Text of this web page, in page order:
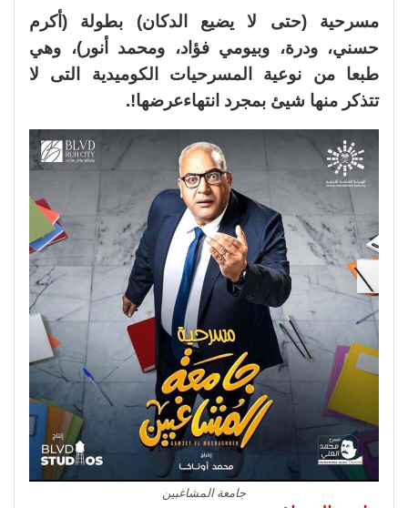
مسرحية (حتى لا يضيع الدكان) بطولة (أكرم
حسني، ودرة، وبيومي فؤاد، ومحمد أنور)، وهي
طبعا من نوعية المسرحيات الكوميدية التى لا
تتذكر منها شيئ بمجرد انتهاءعرضها!.
جامعة المشاغبين